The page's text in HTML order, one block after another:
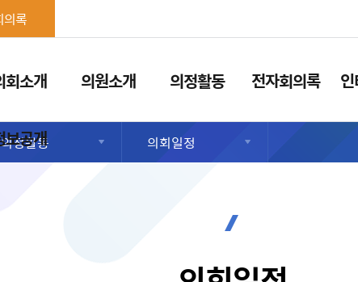
의록
회소개 의원소개 의정활동 전자회의록
보공개
의정활동 의회일정